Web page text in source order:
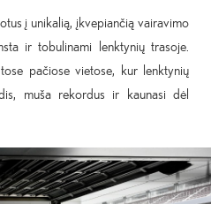
į unikalią, įkvepiančią vairavimo
ir tobulinami lenktynių trasoje.
pačiose vietose, kur lenktynių
muša rekordus ir kaunasi dėl